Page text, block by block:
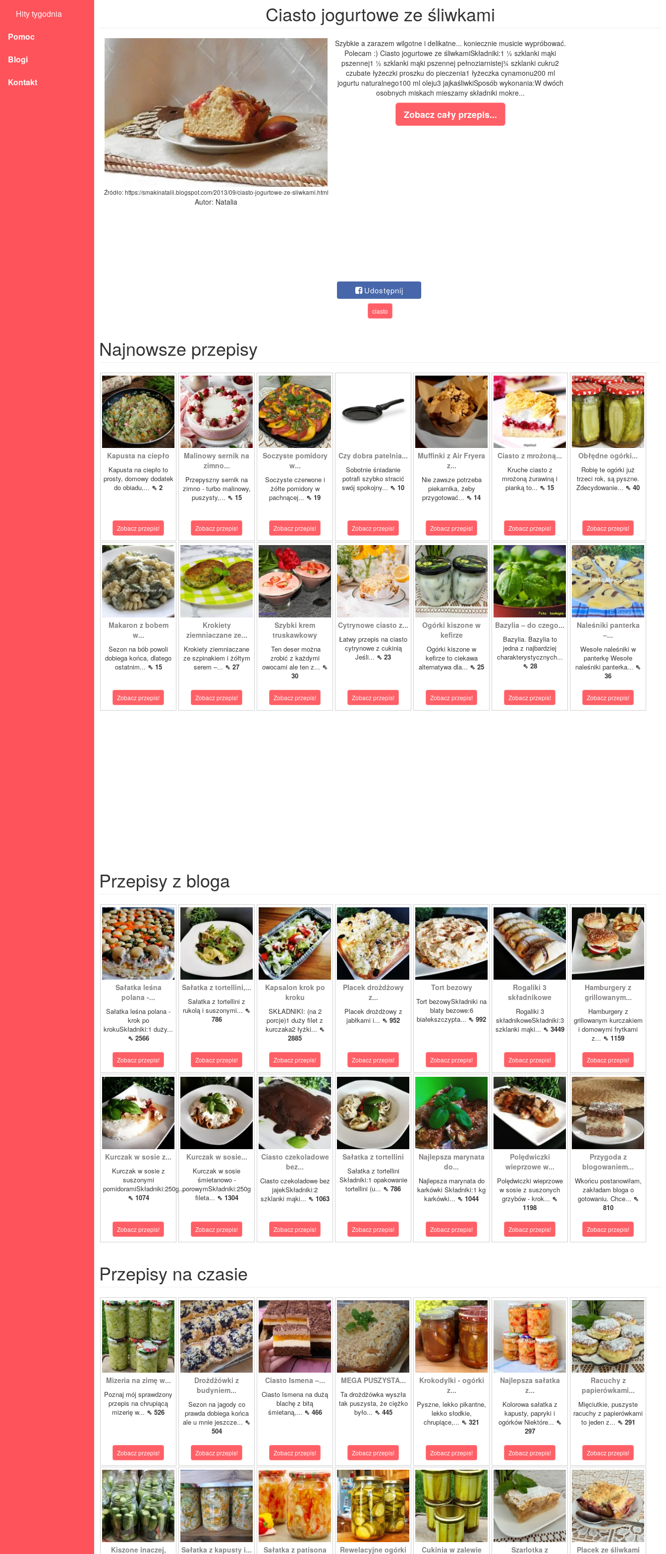
Hity tygodnia
Pomoc
Blogi
Kontakt
Ciasto jogurtowe ze śliwkami
Źródło: https://smakinatalii.blogspot.com/2013/09/ciasto-jogurtowe-ze-sliwkami.html
Autor: Natalia
Szybkie a zarazem wilgotne i delikatne... koniecznie musicie wypróbować.
Polecam :) Ciasto jogurtowe ze śliwkamiSkładniki:1 ½ szklanki mąki
pszennej1 ½ szklanki mąki pszennej pełnoziarnistej¾ szklanki cukru2
czubate łyżeczki proszku do pieczenia1 łyżeczka cynamonu200 ml
jogurtu naturalnego100 ml oleju3 jajkaśliwkiSposób wykonania:W dwóch
osobnych miskach mieszamy składniki mokre...
Zobacz cały przepis...
Udostępnij
ciasto
Najnowsze przepisy
Kapusta na ciepło
Kapusta na ciepło to
prosty, domowy dodatek
do obiadu,... ⇖ 2
Zobacz przepis!
Malinowy sernik na
zimno...
Przepyszny sernik na
zimno - turbo malinowy,
puszysty,... ⇖ 15
Zobacz przepis!
Soczyste pomidory
w...
Soczyste czerwone i
żółte pomidory w
pachnącej... ⇖ 19
Zobacz przepis!
Czy dobra patelnia...
Sobotnie śniadanie
potrafi szybko stracić
swój spokojny... ⇖ 10
Zobacz przepis!
Muffinki z Air Fryera
z...
Nie zawsze potrzeba
piekarnika, żeby
przygotować... ⇖ 14
Zobacz przepis!
Ciasto z mrożoną...
Kruche ciasto z
mrożoną żurawiną i
pianką to... ⇖ 15
Zobacz przepis!
Obłędne ogórki...
Robię te ogórki już
trzeci rok, są pyszne.
Zdecydowanie... ⇖ 40
Zobacz przepis!
Makaron z bobem
w...
Sezon na bób powoli
dobiega końca, dlatego
ostatnim... ⇖ 15
Zobacz przepis!
Krokiety
ziemniaczane ze...
Krokiety ziemniaczane
ze szpinakiem i żółtym
serem –... ⇖ 27
Zobacz przepis!
Szybki krem
truskawkowy
Ten deser można
zrobić z każdymi
owocami ale ten z... ⇖
30
Zobacz przepis!
Cytrynowe ciasto z...
Łatwy przepis na ciasto
cytrynowe z cukinią
Jeśli... ⇖ 23
Zobacz przepis!
Ogórki kiszone w
kefirze
Ogórki kiszone w
kefirze to ciekawa
alternatywa dla... ⇖ 25
Zobacz przepis!
Bazylia – do czego...
Bazylia. Bazylia to
jedna z najbardziej
charakterystycznych...
⇖ 28
Zobacz przepis!
Naleśniki panterka
–...
Wesołe naleśniki w
panterkę Wesołe
naleśniki panterka... ⇖
36
Zobacz przepis!
Przepisy z bloga
Sałatka leśna
polana -...
Sałatka leśna polana -
krok po
krokuSkładniki:1 duży...
⇖ 2566
Zobacz przepis!
Sałatka z tortellini,...
Sałatka z tortellini z
rukolą i suszonymi... ⇖
786
Zobacz przepis!
Kapsalon krok po
kroku
SKŁADNIKI: (na 2
porcje)1 duży filet z
kurczaka2 łyżki... ⇖
2885
Zobacz przepis!
Placek drożdżowy
z...
Placek drożdżowy z
jabłkami i... ⇖ 952
Zobacz przepis!
Tort bezowy
Tort bezowySkładniki na
blaty bezowe:6
białekszczypta... ⇖ 992
Zobacz przepis!
Rogaliki 3
składnikowe
Rogaliki 3
składnikoweSkładniki:3
szklanki mąki... ⇖ 3449
Zobacz przepis!
Hamburgery z
grillowanym...
Hamburgery z
grillowanym kurczakiem
i domowymi frytkami
z... ⇖ 1159
Zobacz przepis!
Kurczak w sosie z...
Kurczak w sosie z
suszonymi
pomidoramiSkładniki:250g...
⇖ 1074
Zobacz przepis!
Kurczak w sosie...
Kurczak w sosie
śmietanowo -
porowymSkładniki:250g
fileta... ⇖ 1304
Zobacz przepis!
Ciasto czekoladowe
bez...
Ciasto czekoladowe bez
jajekSkładniki:2
szklanki mąki... ⇖ 1063
Zobacz przepis!
Sałatka z tortellini
Sałatka z tortellini
Składniki:1 opakowanie
tortellini (u... ⇖ 786
Zobacz przepis!
Najlepsza marynata
do...
Najlepsza marynata do
karkówki Składniki:1 kg
karkówki... ⇖ 1044
Zobacz przepis!
Polędwiczki
wieprzowe w...
Polędwiczki wieprzowe
w sosie z suszonych
grzybów - krok... ⇖
1198
Zobacz przepis!
Przygoda z
blogowaniem...
Wkońcu postanowiłam,
zakładam bloga o
gotowaniu. Chce... ⇖
810
Zobacz przepis!
Przepisy na czasie
Mizeria na zimę w...
Poznaj mój sprawdzony
przepis na chrupiącą
mizerię w... ⇖ 526
Zobacz przepis!
Drożdżówki z
budyniem...
Sezon na jagody co
prawda dobiega końca
ale u mnie jeszcze... ⇖
504
Zobacz przepis!
Ciasto Ismena –...
Ciasto Ismena na dużą
blachę z bitą
śmietaną,... ⇖ 466
Zobacz przepis!
MEGA PUSZYSTA...
Ta drożdżówka wyszła
tak puszysta, że ciężko
było... ⇖ 445
Zobacz przepis!
Krokodylki - ogórki
z...
Pyszne, lekko pikantne,
lekko słodkie,
chrupiące,... ⇖ 321
Zobacz przepis!
Najlepsza sałatka
z...
Kolorowa sałatka z
kapusty, papryki i
ogórków Niektóre... ⇖
297
Zobacz przepis!
Racuchy z
papierówkami...
Mięciutkie, puszyste
racuchy z papierówkami
to jeden z... ⇖ 291
Zobacz przepis!
Kiszone inaczej, Sałatka z kapusty i... Sałatka z patisona Rewelacyjne ogórki Cukinia w zalewie Szarlotka z Placek ze śliwkami